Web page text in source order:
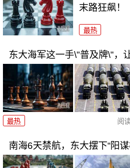
末路狂飙！
最热
东大海军这一手\"普及牌\"，
最热 阅
南海6天禁航，东大摆下“阳谋